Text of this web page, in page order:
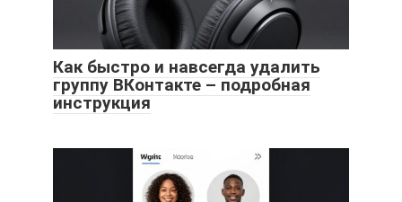
Как быстро и навсегда удалить
группу ВКонтакте – подробная
инструкция